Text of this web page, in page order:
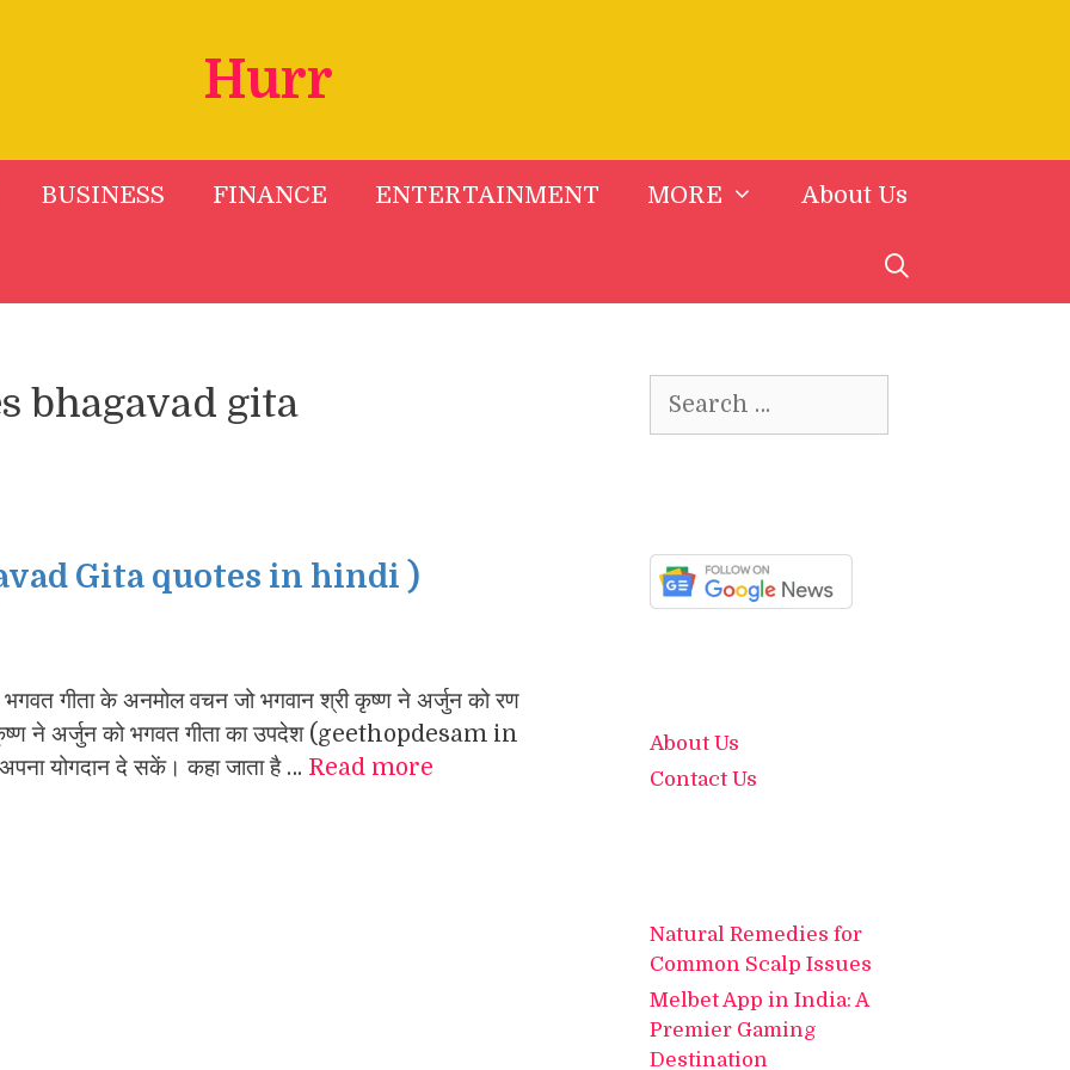
Hurr
BUSINESS FINANCE ENTERTAINMENT MORE About Us
bhagavad gita
Gita quotes in hindi )
गीता के अनमोल वचन जो भगवान श्री कृष्ण ने अर्जुन को रण
कृष्ण ने अर्जुन को भगवत गीता का उपदेश (geethopdesam in
योगदान दे सकें। कहा जाता है … Read more
for:
About Us
Contact Us
Natural Remedies for
Common Scalp Issues
Melbet App in India: A
Premier Gaming
Destination